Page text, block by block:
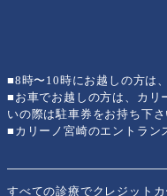
■8時〜10時にお越しの方は
■お車でお越しの方は、カリ
いの際は駐車券をお持ち下さ
■カリーノ宮崎のエントラン
すべての診療でクレジット